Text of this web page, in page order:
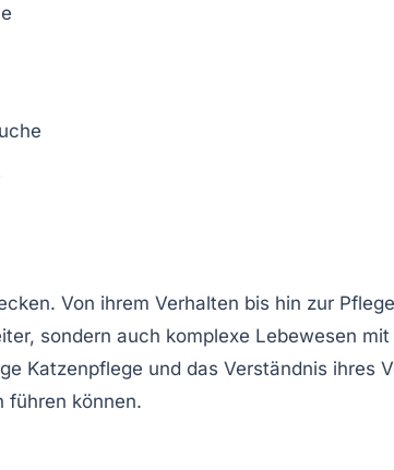
Von ihrem Verhalten bis hin zur Pflege
sondern auch komplexe Lebewesen
Katzenpflege und das Verständnis ihres
führen können.